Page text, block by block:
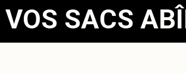
SACS